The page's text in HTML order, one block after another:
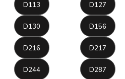
D113 D127
D130 D156
D216 D217
D244 D287